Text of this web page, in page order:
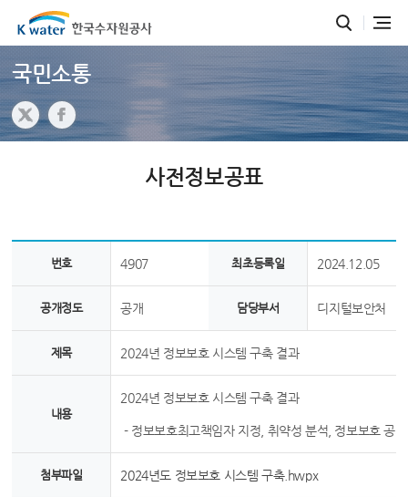
국민소통
사전정보공표
번호 4907 최초등록일 2024.12.05
공개정도 공개 담당부서 디지털보안처
제목 2024년 정보보호 시스템 구축 결과
내용
2024년 정보보호 시스템 구축 결과
- 정보보호최고책임자 지정, 취약성 분석, 정보보호 공
첨부파일 2024년도 정보보호 시스템 구축.hwpx